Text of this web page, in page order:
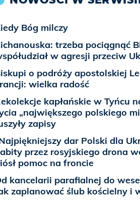
Bóg milczy
trzeba pociągnąć
w agresji przeciw
o podróży apostolskiej
wielka radość
kapłańskie w Tyńcu
„największego polskiego
zapisy
dar Polski dla
przez rosyjskiego drona
pomoc na froncie
kancelarii parafialnej do
zaplanować ślub kościelny i